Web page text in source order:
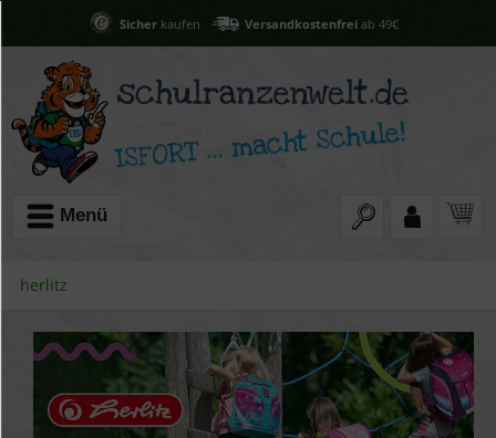
Sicherkaufen Versandkostenfreiab 49€
Menü
herlitz